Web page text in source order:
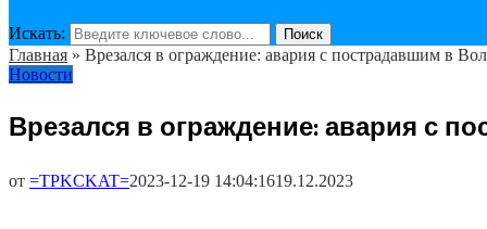
Искать: Поиск
Главная » Врезался в ограждение: авария с пострадавшим в
Новости
Врезался в ограждение: авария с
от =TPKCKAT=2023-12-19 14:04:1619.12.2023